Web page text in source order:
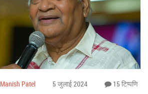
Manish Patel 5 जुलाई 2024 15 टिप्पणि